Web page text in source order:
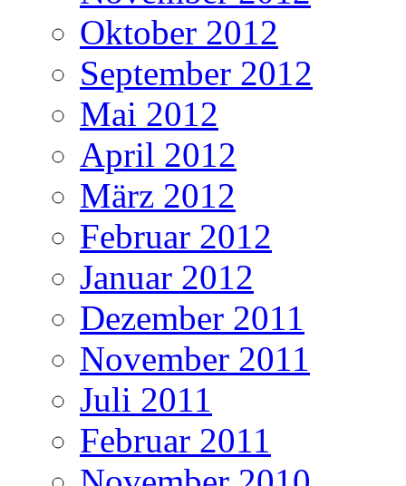
Oktober 2012
September 2012
Mai 2012
April 2012
März 2012
Februar 2012
Januar 2012
Dezember 2011
November 2011
Juli 2011
Februar 2011